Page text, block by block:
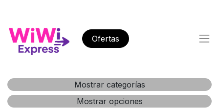
Ofertas
Mostrar categorías
Mostrar opciones